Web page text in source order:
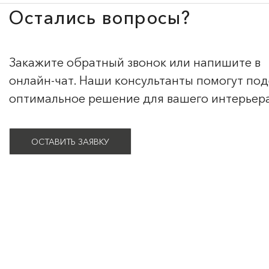
Остались вопросы?
Закажите обратный звонок или напишите в
онлайн-чат. Наши консультанты помогут
оптимальное решение для вашего
ОСТАВИТЬ ЗАЯВКУ